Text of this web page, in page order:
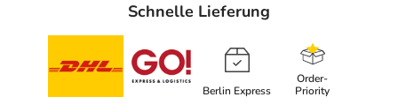
Schnelle Lieferung
Berlin Express
Order-
Priority